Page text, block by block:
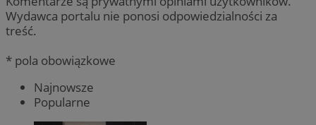
Wydawca portalu nie ponosi odpowiedzialności za
treść.
* pola obowiązkowe
Najnowsze
Popularne